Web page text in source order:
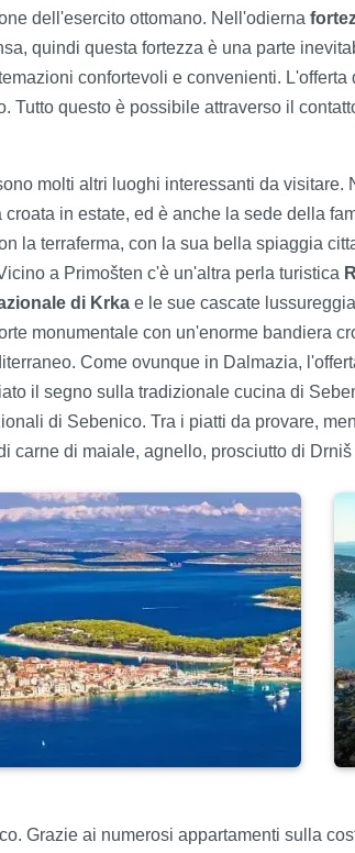
dell'esercito ottomano. Nell'odierna
quindi questa fortezza è una parte
confortevoli e convenienti.
questo è possibile attraverso il
molti altri luoghi interessanti da
in estate, ed è anche la sede della
la terraferma, con la sua bella spiaggia
a Primošten c'è un'altra perla turistica
di Krka e le sue cascate
monumentale con un'enorme bandiera
Come ovunque in Dalmazia,
il segno sulla tradizionale cucina di
di Sebenico. Tra i piatti da provare,
carne di maiale, agnello, prosciutto di
Grazie ai numerosi appartamenti sulla